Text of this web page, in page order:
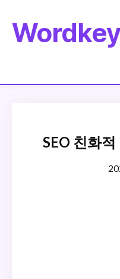
Wordkey
SEO 친화